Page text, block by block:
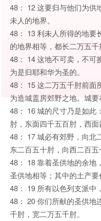
48： 12 这要归与他们为供
未人的地界。
48： 13 利未人所得的地要
的地界相等，都长二万五千
48： 14 这地不可卖，不可
为是归耶和华为圣的。
48： 15 这二万五千肘前面
为造城盖房郊野之地。城要
48： 16 城的尺寸乃是如此
肘，东面四千五百肘，西面
48： 17 城必有郊野，向北
东二百五十肘，向西二百五
48： 18 靠着圣供地的余地
圣供地相等；其中的土产要
48： 19 所有以色列支派中
48： 20 你们所献的圣供地
千肘，宽二万五千肘。